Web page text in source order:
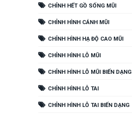
CHỈNH HẾT GỒ SỐNG MŨI
CHỈNH HÌNH CÁNH MŨI
CHỈNH HÌNH HẠ ĐỘ CAO MŨI
CHỈNH HÌNH LỖ MŨI
CHỈNH HÌNH LỖ MŨI BIẾN DẠNG
CHỈNH HÌNH LỖ TAI
CHỈNH HÌNH LỖ TAI BIẾN DẠNG